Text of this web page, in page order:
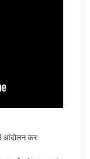
में आंदोलन कर